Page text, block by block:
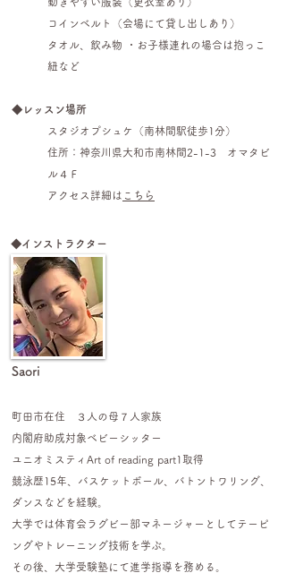
コインベルト（会場にて貸し出しあり）
タオル、飲み物 ・お子様連れの場合は抱っこ
紐など
◆レッスン場所
スタジオプシュケ（南林間駅徒歩1分）
住所： 神奈川県大和市南林間2-1-3 オマタビ
ル４Ｆ
​ アクセス詳細は こちら
◆インストラクター
Saori
町田市在住 ３人の母７人家族
内閣府助成対象ベビーシッター
ユニオミスティArt of reading part1取得
競泳歴15年、バスケットボール、バトントワリング、
ダンスなどを経験。
大学では体育会ラグビー部マネージャーとしてテーピ
ングやトレーニング技術を学ぶ。
その後、大学受験塾にて進学指導を務める。